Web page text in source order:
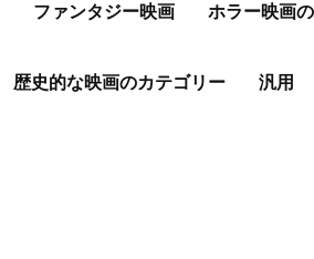
ファンタジー映画 ホラー映画
歴史的な映画のカテゴリー 汎用